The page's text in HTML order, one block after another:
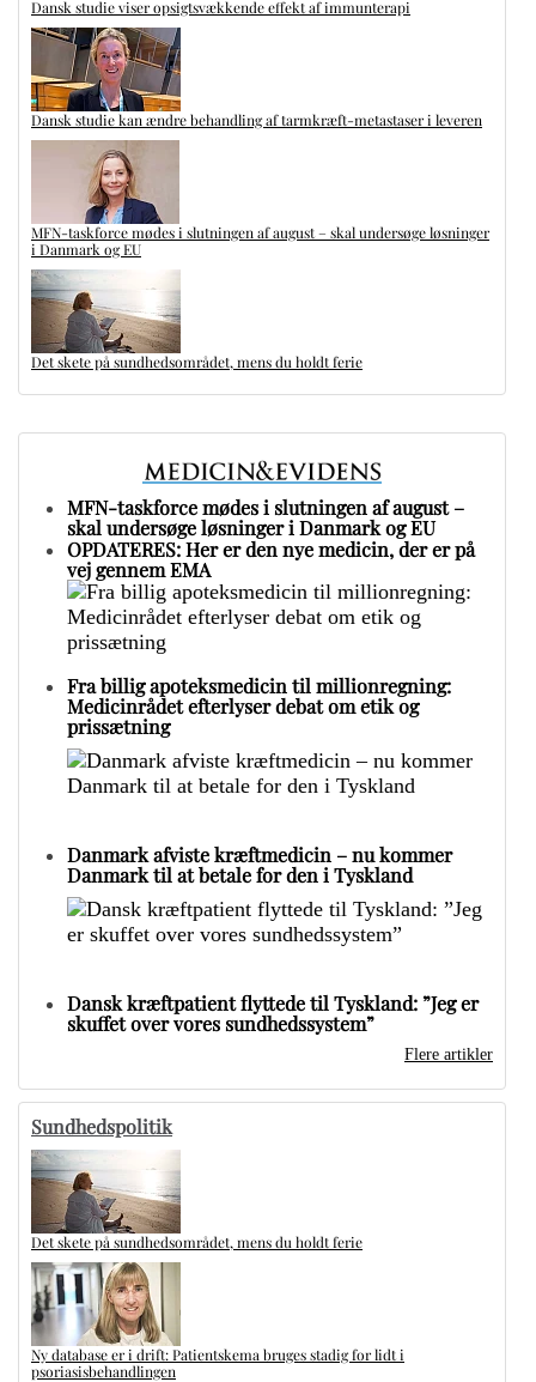
Dansk studie viser opsigtsvækkende effekt af immunterapi
Dansk studie kan ændre behandling af tarmkræft-metastaser i leveren
MFN-taskforce mødes i slutningen af august – skal undersøge løsninger
i Danmark og EU
Det skete på sundhedsområdet, mens du holdt ferie
MFN-taskforce mødes i slutningen af august –
skal undersøge løsninger i Danmark og EU
OPDATERES: Her er den nye medicin, der er på
vej gennem EMA
Fra billig apoteksmedicin til millionregning:
Medicinrådet efterlyser debat om etik og
prissætning
Danmark afviste kræftmedicin – nu kommer
Danmark til at betale for den i Tyskland
Dansk kræftpatient flyttede til Tyskland: ”Jeg er
skuffet over vores sundhedssystem”
Flere artikler
Sundhedspolitik
Det skete på sundhedsområdet, mens du holdt ferie
Ny database er i drift: Patientskema bruges stadig for lidt i
psoriasisbehandlingen